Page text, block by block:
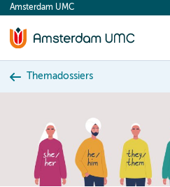
content
Amsterdam UMC
Themadossiers